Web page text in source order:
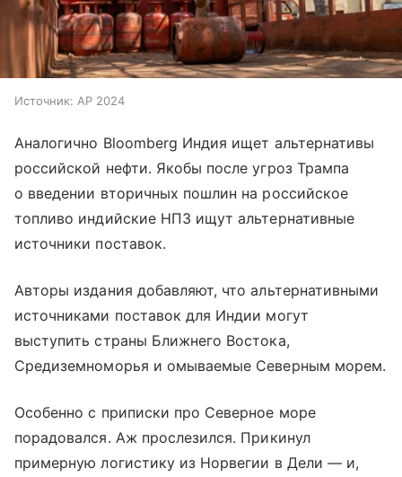
Источник: AP 2024
Аналогично Bloomberg Индия ищет альтернативы
российской нефти. Якобы после угроз Трампа
о введении вторичных пошлин на российское
топливо индийские НПЗ ищут альтернативные
источники поставок.
Авторы издания добавляют, что альтернативными
источниками поставок для Индии могут
выступить страны Ближнего Востока,
Средиземноморья и омываемые Северным морем.
Особенно с приписки про Северное море
порадовался. Аж прослезился. Прикинул
примерную логистику из Норвегии в Дели — и,